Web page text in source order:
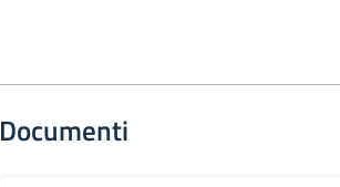
Documenti